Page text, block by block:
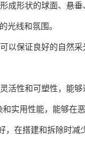
形状的球面、悬
光线和氛围。
以保证良好的自然
活性和可塑性，能
实用性能，能够在恶
在搭建和拆除时